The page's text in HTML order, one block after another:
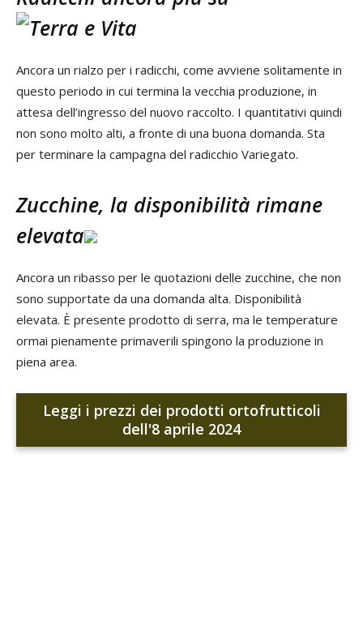
Ancora un rialzo per i radicchi, come avviene solitamente in
questo periodo in cui termina la vecchia produzione, in
attesa dell’ingresso del nuovo raccolto. I quantitativi quindi
non sono molto alti, a fronte di una buona domanda. Sta
per terminare la campagna del radicchio Variegato.
Zucchine, la disponibilità rimane
elevata
Ancora un ribasso per le quotazioni delle zucchine, che non
sono supportate da una domanda alta. Disponibilità
elevata. È presente prodotto di serra, ma le temperature
ormai pienamente primaverili spingono la produzione in
piena area.
Leggi i prezzi dei prodotti ortofrutticoli
dell'8 aprile 2024